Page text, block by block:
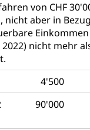
von CHF
aber in
nicht mehr
4'500
90'000